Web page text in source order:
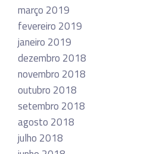
março 2019
fevereiro 2019
janeiro 2019
dezembro 2018
novembro 2018
outubro 2018
setembro 2018
agosto 2018
julho 2018